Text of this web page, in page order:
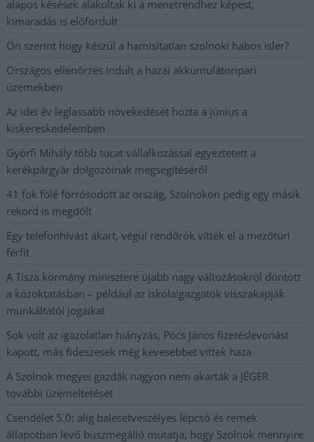
alapos késések alakultak ki a menetrendhez képest,
kimaradás is előfordult
Ön szerint hogy készül a hamisítatlan szolnoki habos isler?
Országos ellenőrzés indult a hazai akkumulátoripari
üzemekben
Az idei év leglassabb növekedését hozta a június a
kiskereskedelemben
Györfi Mihály több tucat vállalkozással egyeztetett a
kerékpárgyár dolgozóinak megsegítéséről
41 fok fölé forrósodott az ország, Szolnokon pedig egy másik
rekord is megdőlt
Egy telefonhívást akart, végül rendőrök vitték el a mezőtúri
férfit
A Tisza kormány minisztere újabb nagy változásokról döntött
a közoktatásban – például az iskolaigazgatók visszakapják
munkáltatói jogaikat
Sok volt az igazolatlan hiányzás, Pócs János fizetéslevonást
kapott, más fideszesek még kevesebbet vittek haza
A Szolnok megyei gazdák nagyon nem akarták a JÉGER
további üzemeltetését
Csendélet 5.0: alig balesetveszélyes lépcső és remek
állapotban levő buszmegálló mutatja, hogy Szolnok mennyire